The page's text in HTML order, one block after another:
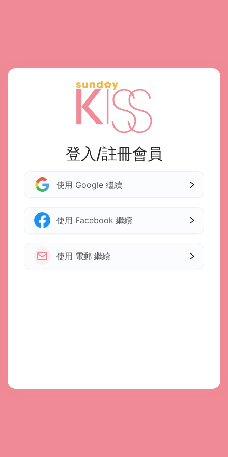
登入/註冊會員
使用 Google 繼續
使用 Facebook 繼續
使用 電郵 繼續